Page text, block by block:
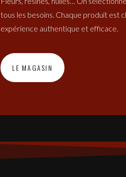
tous les besoins. Chaque produit est
expérience authentique et efficace.
LE MAGASIN